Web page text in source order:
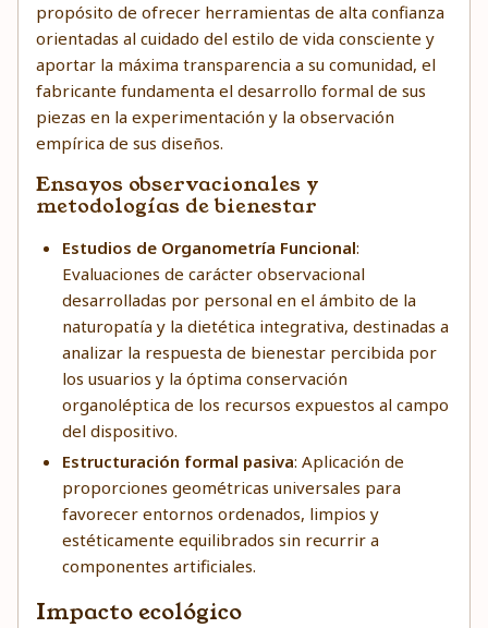
propósito de ofrecer herramientas de alta confianza
orientadas al cuidado del estilo de vida consciente y
aportar la máxima transparencia a su comunidad, el
fabricante fundamenta el desarrollo formal de sus
piezas en la experimentación y la observación
empírica de sus diseños.
Ensayos observacionales y
metodologías de bienestar
Estudios de Organometría Funcional:
Evaluaciones de carácter observacional
desarrolladas por personal en el ámbito de la
naturopatía y la dietética integrativa, destinadas a
analizar la respuesta de bienestar percibida por
los usuarios y la óptima conservación
organoléptica de los recursos expuestos al campo
del dispositivo.
Estructuración formal pasiva: Aplicación de
proporciones geométricas universales para
favorecer entornos ordenados, limpios y
estéticamente equilibrados sin recurrir a
componentes artificiales.
Impacto ecológico